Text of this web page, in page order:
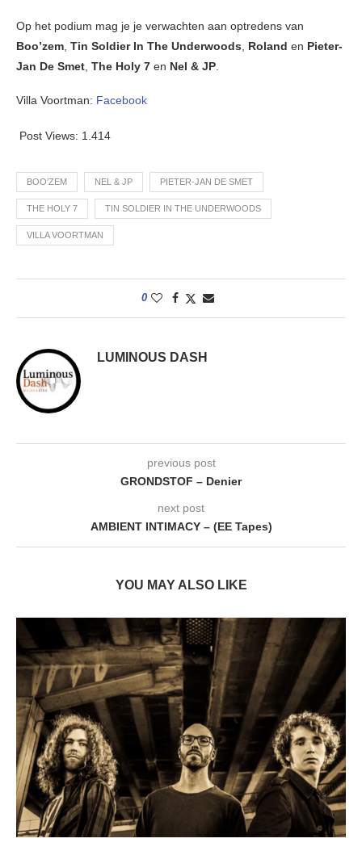
Op het podium mag je je verwachten aan optredens van
Boo’zem, Tin Soldier In The Underwoods, Roland en Pieter-
Jan De Smet, The Holy 7 en Nel & JP.
Villa Voortman: Facebook
Post Views: 1.414
BOO’ZEM NEL & JP PIETER-JAN DE SMET
THE HOLY 7 TIN SOLDIER IN THE UNDERWOODS
VILLA VOORTMAN
0
LUMINOUS DASH
previous post
GRONDSTOF – Denier
next post
AMBIENT INTIMACY – (EE Tapes)
YOU MAY ALSO LIKE